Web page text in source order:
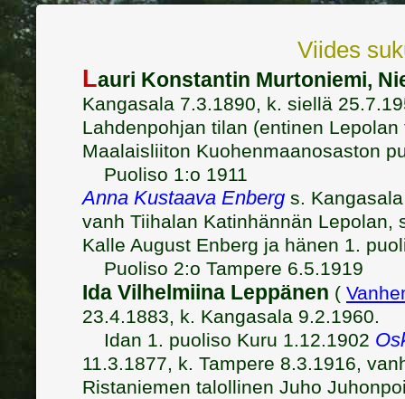
Viides
Lauri Konstantin Murtoniemi,
Kangasala 7.3.1890, k. siellä
Lahdenpohjan tilan (entinen
Maalaisliiton Kuohenmaanosaston
Puoliso 1:o 1911
Anna Kustaava Enberg s.
vanh Tiihalan Katinhännän Lepolan,
Kalle August Enberg ja hänen 1.
Puoliso 2:o Tampere 6.5.1919
Ida Vilhelmiina Leppänen (
23.4.1883, k. Kangasala 9.2.1960.
Idan 1. puoliso Kuru 1.12.1902
11.3.1877, k. Tampere 8.3.1916,
Ristaniemen talollinen Juho